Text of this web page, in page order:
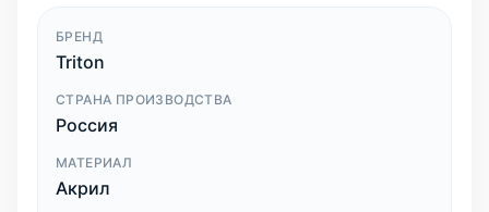
БРЕНД
Triton
СТРАНА ПРОИЗВОДСТВА
Россия
МАТЕРИАЛ
Акрил